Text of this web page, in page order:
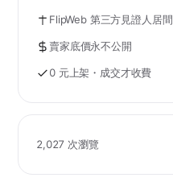
FlipWeb 第三方見證人居間
賣家底價永不公開
0 元上架・成交才收費
2,027 次瀏覽